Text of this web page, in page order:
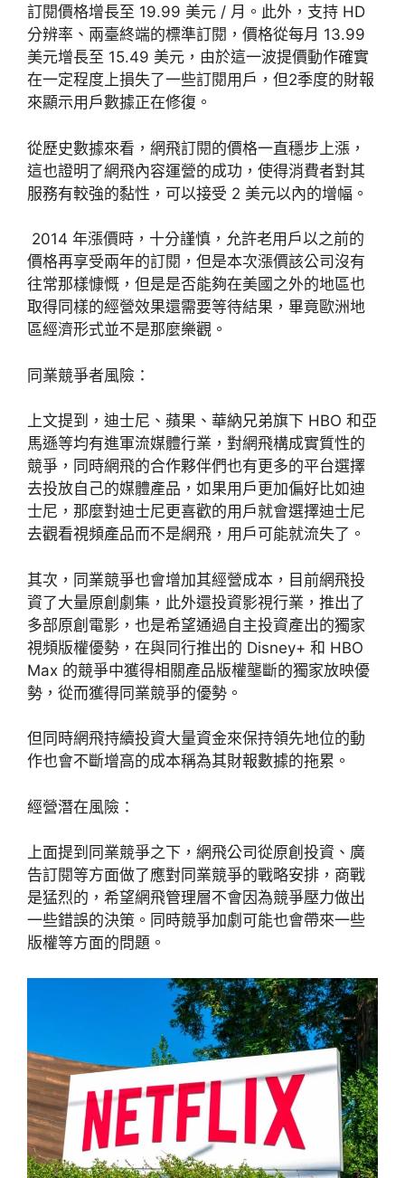
訂閱價格增長至 19.99 美元 / 月。此外，支持 HD
分辨率、兩臺終端的標準訂閱，價格從每月 13.99
美元增長至 15.49 美元，由於這一波提價動作確實
在一定程度上損失了一些訂閱用戶，但2季度的財報
來顯示用戶數據正在修復。
從歷史數據來看，網飛訂閱的價格一直穩步上漲，
這也證明了網飛內容運營的成功，使得消費者對其
服務有較強的黏性，可以接受 2 美元以內的增幅。
2014 年漲價時，十分謹慎，允許老用戶以之前的
價格再享受兩年的訂閱，但是本次漲價該公司沒有
往常那樣慷慨，但是是否能夠在美國之外的地區也
取得同樣的經營效果還需要等待結果，畢竟歐洲地
區經濟形式並不是那麼樂觀。
同業競爭者風險：
上文提到，迪士尼、蘋果、華納兄弟旗下 HBO 和亞
馬遜等均有進軍流媒體行業，對網飛構成實質性的
競爭，同時網飛的合作夥伴們也有更多的平台選擇
去投放自己的媒體產品，如果用戶更加偏好比如迪
士尼，那麼對迪士尼更喜歡的用戶就會選擇迪士尼
去觀看視頻產品而不是網飛，用戶可能就流失了。
其次，同業競爭也會增加其經營成本，目前網飛投
資了大量原創劇集，此外還投資影視行業，推出了
多部原創電影，也是希望通過自主投資產出的獨家
視頻版權優勢，在與同行推出的 Disney+ 和 HBO
Max 的競爭中獲得相關產品版權壟斷的獨家放映優
勢，從而獲得同業競爭的優勢。
但同時網飛持續投資大量資金來保持領先地位的動
作也會不斷增高的成本稱為其財報數據的拖累。
經營潛在風險：
上面提到同業競爭之下，網飛公司從原創投資、廣
告訂閱等方面做了應對同業競爭的戰略安排，商戰
是猛烈的，希望網飛管理層不會因為競爭壓力做出
一些錯誤的決策。同時競爭加劇可能也會帶來一些
版權等方面的問題。